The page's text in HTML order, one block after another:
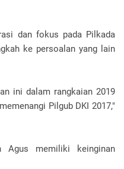
dan fokus pada Pilkada
ke persoalan yang lain
ini dalam rangkaian 2019
Pilgub DKI 2017,"
Agus memiliki keinginan